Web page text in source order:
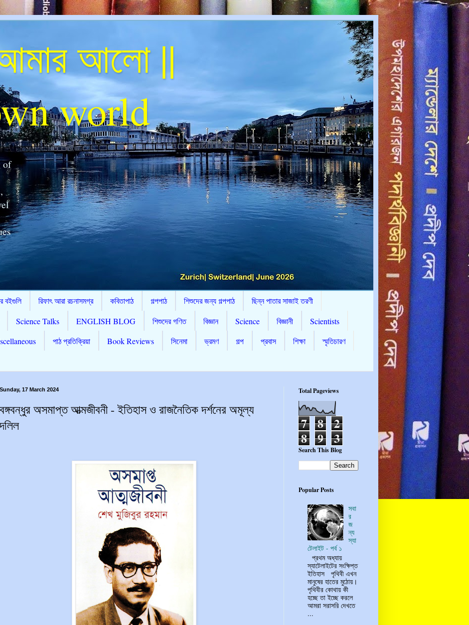
আলো ||
world
of
বইগুলি রিফাৎ আরা রচনাসমগ্র কবিতাপাঠ গল্পপাঠ শিশুদের জন্য গল্পপাঠ
ছিন্ন পাতার সাজাই তরণী
Science Talks ENGLISH BLOG শিশুদের গণিত বিজ্ঞান Science বিজ্ঞানী
Scientists
পাঠ প্রতিক্রিয়া Book Reviews সিনেমা ভ্রমণ গল্প প্রবাস শিক্ষা
স্মৃতিচারণ
Sunday, 17 March 2024
বঙ্গবন্ধুর অসমাপ্ত আত্মজীবনী - ইতিহাস ও রাজনৈতিক দর্শনের অমূল্য
দলিল
Total Pageviews
7 8 2
8 9 3
Search This Blog
Popular Posts
সবা
র
জ
ন্য
স্যা
টেলাইট - পর্ব ১
প্রথম অধ্যায়
স্যাটেলাইটের সংক্ষিপ্ত
ইতিহাস পৃথিবী এখন
মানুষের হাতের মুঠোয়।
পৃথিবীর কোথায় কী
হচ্ছে তা ইচ্ছে করলে
আমরা সরাসরি দেখতে
...